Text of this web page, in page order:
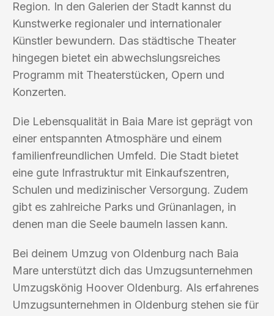
Region. In den Galerien der Stadt kannst du
Kunstwerke regionaler und internationaler
Künstler bewundern. Das städtische Theater
hingegen bietet ein abwechslungsreiches
Programm mit Theaterstücken, Opern und
Konzerten.
Die Lebensqualität in Baia Mare ist geprägt von
einer entspannten Atmosphäre und einem
familienfreundlichen Umfeld. Die Stadt bietet
eine gute Infrastruktur mit Einkaufszentren,
Schulen und medizinischer Versorgung. Zudem
gibt es zahlreiche Parks und Grünanlagen, in
denen man die Seele baumeln lassen kann.
Bei deinem Umzug von Oldenburg nach Baia
Mare unterstützt dich das Umzugsunternehmen
Umzugskönig Hoover Oldenburg. Als erfahrenes
Umzugsunternehmen in Oldenburg stehen sie für